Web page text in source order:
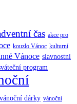
čas akce pro
kouzlo Vánoc kulturní
Vánoce slavnostní
program
vánoční dárky vánoční